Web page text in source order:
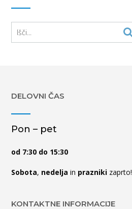
DELOVNI ČAS
Pon – pet
od 7:30 do 15:30
Sobota, nedelja in prazniki zaprto!
KONTAKTNE INFORMACIJE